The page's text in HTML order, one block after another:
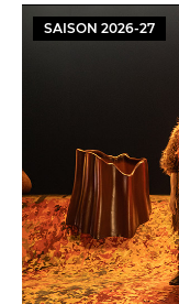
SAISON 2026-27